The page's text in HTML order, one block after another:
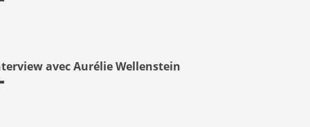
avec Aurélie Wellenstein